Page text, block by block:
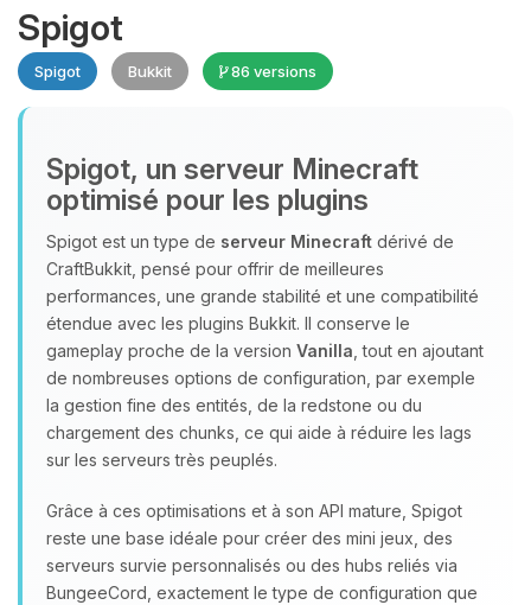
Spigot
Spigot Bukkit 86 versions
Spigot, un serveur Minecraft
optimisé pour les plugins
Spigot est un type de serveur Minecraft dérivé de
CraftBukkit, pensé pour offrir de meilleures
performances, une grande stabilité et une compatibilité
étendue avec les plugins Bukkit. Il conserve le
gameplay proche de la version Vanilla , tout en ajoutant
de nombreuses options de configuration, par exemple
la gestion fine des entités, de la redstone ou du
chargement des chunks, ce qui aide à réduire les lags
sur les serveurs très peuplés.
Grâce à ces optimisations et à son API mature, Spigot
reste une base idéale pour créer des mini jeux, des
serveurs survie personnalisés ou des hubs reliés via
BungeeCord, exactement le type de configuration que
Youpi, enfin quelqu’un pour me
parler ! Moi c’est Choupy, ton petit
assistant BoxToPlay. Dis-moi ce dont
tu as besoin et je vais remuer mes
petits circuits pour t’aider.
09/08/2026 à 15:54